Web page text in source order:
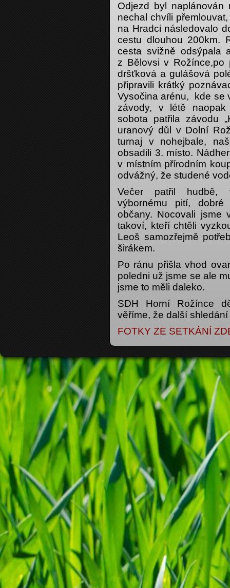
Odjezd byl naplánován
nechal chvíli
na Hradci následovalo
cestu dlouhou 200km.
cesta svižně odsýpala
z Bělovsi v Rožínce,po
dršťková a gulášová
připravili krátký
Vysočina arénu, kde se
závody, v létě
sobota patřila závodu
uranový důl v Dolní
turnaj v nohejbale,
obsadili 3. místo.
v místním přírodním
odvážný, že studené
Večer patřil hudbě,
výbornému pití,
občany. Nocovali jsme
takoví, kteří chtěli
Leoš samozřejmě
širákem.
Po ránu přišla vhod
poledni už jsme se ale
jsme to měli daleko.
SDH Horní Rožínce
věříme, že další
FOTKY ZE SETKÁNÍ